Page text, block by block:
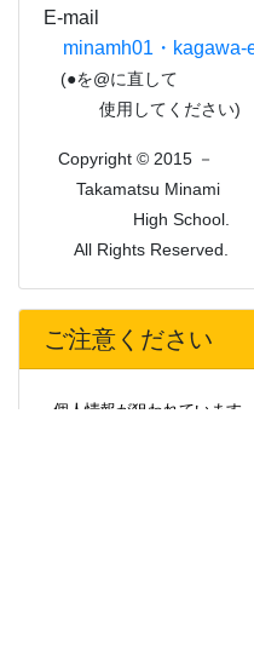
E-mail
minamh01・kagawa-
(●を@に直して
使用してください)
Copyright © 2015 －
Takamatsu Minami
High School.
All Rights Reserved.
ご注意ください
個人情報が狙われています